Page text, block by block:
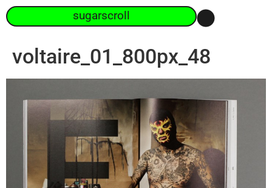
sugarscroll
voltaire_01_800px_48